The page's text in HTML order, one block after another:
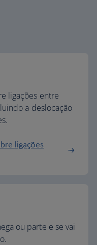
ligações entre
a deslocação
ligações
ou parte e se vai